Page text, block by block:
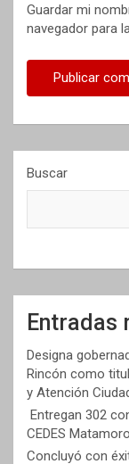
Guardar mi
navegador para
Buscar
Entradas
Designa
Rincón como
y Atención
Entregan 302
CEDES
Concluyó con